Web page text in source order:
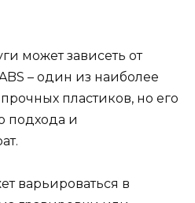
может зависеть от
– один из наиболее
пластиков, но его
подхода и
варьироваться в